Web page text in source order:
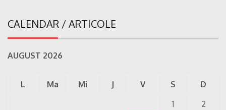
CALENDAR / ARTICOLE
AUGUST 2026
L Ma Mi J V S
D
1
2